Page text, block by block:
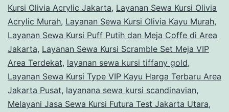
Kursi Olivia Acrylic Jakarta, Layanan Sewa Kursi Olivia
Acrylic Murah, Layanan Sewa Kursi Olivia Kayu Murah,
Layanan Sewa Kursi Puff Putih dan Meja Coffe di Area
Jakarta, Layanan Sewa Kursi Scramble Set Meja VIP
Area Terdekat, layanan sewa kursi tiffany gold,
Layanan Sewa Kursi Type VIP Kayu Harga Terbaru Area
Jakarta Pusat, layanana sewa kursi scandinavian,
Melayani Jasa Sewa Kursi Futura Test Jakarta Utara,